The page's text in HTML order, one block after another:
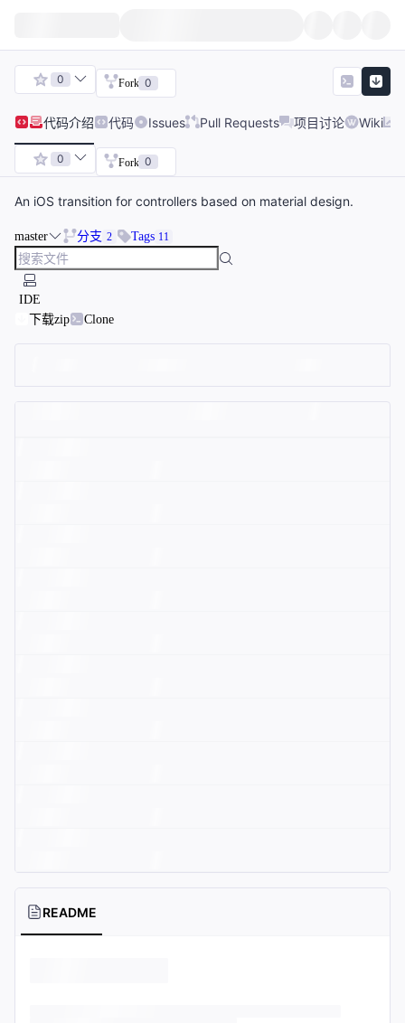
0 Fork 0
代码介绍 代码 Issues Pull Requests 项目讨论 Wiki
0 Fork 0
An iOS transition for controllers based on material design.
master 分支 2 Tags 11
IDE
下载zip
Clone
README